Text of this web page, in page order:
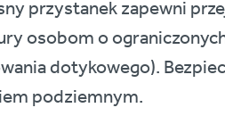
przystanek zapewni
osobom o
dotykowego).
podziemnym.